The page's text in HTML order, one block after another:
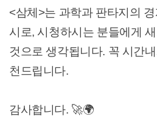
<삼체>는 과학과 판타지의
시로, 시청하시는 분들에게
것으로 생각됩니다. 꼭 시간
천드립니다.
감사합니다. 🚀🌍